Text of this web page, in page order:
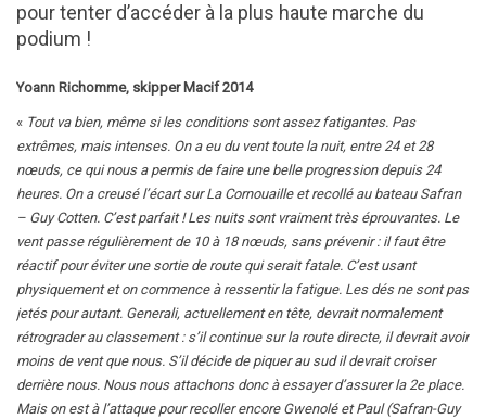
pour tenter d’accéder à la plus haute marche du
podium !
Yoann Richomme, skipper Macif 2014
« Tout va bien, même si les conditions sont assez fatigantes. Pas
extrêmes, mais intenses. On a eu du vent toute la nuit, entre 24 et 28
nœuds, ce qui nous a permis de faire une belle progression depuis 24
heures. On a creusé l’écart sur La Cornouaille et recollé au bateau Safran
– Guy Cotten. C’est parfait ! Les nuits sont vraiment très éprouvantes. Le
vent passe régulièrement de 10 à 18 nœuds, sans prévenir : il faut être
réactif pour éviter une sortie de route qui serait fatale. C’est usant
physiquement et on commence à ressentir la fatigue. Les dés ne sont pas
jetés pour autant. Generali, actuellement en tête, devrait normalement
rétrograder au classement : s’il continue sur la route directe, il devrait avoir
moins de vent que nous. S’il décide de piquer au sud il devrait croiser
derrière nous. Nous nous attachons donc à essayer d’assurer la 2e place.
Mais on est à l’attaque pour recoller encore Gwenolé et Paul (Safran-Guy